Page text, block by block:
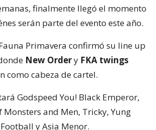
finalmente llegó el momento
serán parte del evento este año.
Primavera confirmó su line up
New Ordery FKA twings
como cabeza de cartel.
Godspeed You! Black Emperor,
Monsters and Men, Tricky, Yung
y Asia Menor.